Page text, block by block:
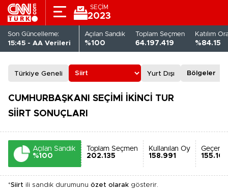
SEÇİM
2023
Son Güncelleme:
15:45 - AA Verileri
Açılan Sandık
%100
Toplam Seçmen
64.197.419
Katılım
%84.15
Türkiye Geneli Yurt Dışı
CUMHURBAŞKANI SEÇİMİ İKİNCİ TUR
SİİRT SONUÇLARI
Açılan Sandık
%100
Toplam Seçmen
202.135
Kullanılan Oy
158.991
Geçerli
155.105
*Siirt ili sandık durumunu özet olarak gösterir.